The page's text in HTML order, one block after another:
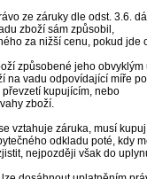
ze záruky dle odst. 3.6.
zboží sám způsobil,
za nižší cenu, pokud jde
způsobené jeho obvyklým
vadu odpovídající míře
kupujícím, nebo
zboží.
vztahuje záruka, musí
odkladu poté, kdy
nejpozději však do